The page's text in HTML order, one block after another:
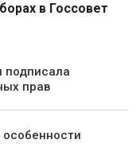
в Госсовет
подписала
прав